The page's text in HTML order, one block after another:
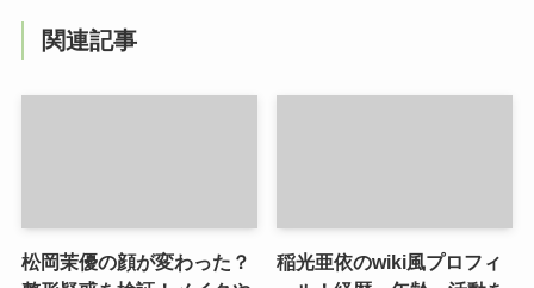
関連記事
松岡茉優の顔が変わった？
稲光亜依のwiki風プロフィ